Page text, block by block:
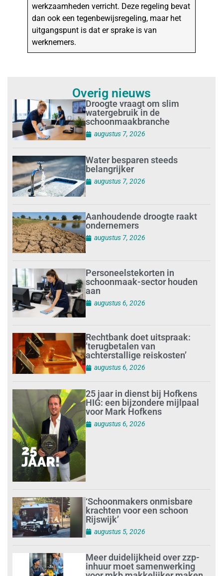
werkzaamheden verricht. Deze regeling bevat
dan ook een tegenbewijsregeling, maar het
uitgangspunt is dat er sprake is van
werknemers.
Overig nieuws
Droogte vraagt om slim
watergebruik in de
schoonmaakbranche
augustus 7, 2026
Water besparen steeds
belangrijker
augustus 7, 2026
Aanhoudende droogte raakt
ondernemers
augustus 7, 2026
Personeelstekorten in
schoonmaak-sector houden
aan
augustus 6, 2026
Rechtbank doet uitspraak:
’terugbetalen van
achterstallige reiskosten’
augustus 6, 2026
25 jaar in dienst bij Hofkens
HIG: een bijzondere mijlpaal
voor Mark Hofkens
augustus 6, 2026
‘Schoonmakers onmisbare
krachten voor een schoon
Rijswijk’
augustus 5, 2026
Meer duidelijkheid over zzp-
inhuur moet samenwerking